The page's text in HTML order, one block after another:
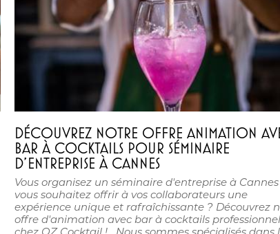
DÉCOUVREZ NOTRE OFFRE ANIMATION
BAR À COCKTAILS POUR SÉMINAIRE
D'ENTREPRISE À CANNES
Vous organisez un séminaire d'entreprise à
vous souhaitez offrir à vos collaborateurs une
expérience unique et rafraîchissante ? Découvrez
offre d'animation avec bar à cocktails professionnel